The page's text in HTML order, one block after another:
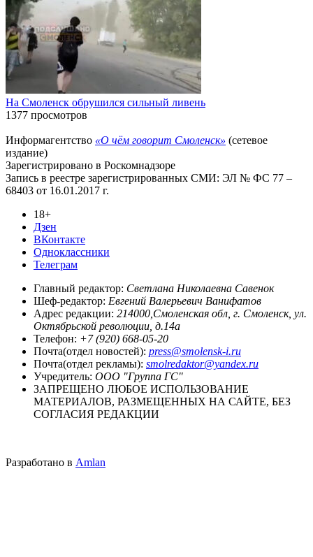
На Смоленск обрушился сильный ливень
1377 просмотров
Информагентство «О чём говорит Смоленск» (сетевое
издание)
Зарегистрировано в Роскомнадзоре
Запись в реестре зарегистрированных СМИ: ЭЛ № ФС 77 –
68403 от 16.01.2017 г.
18+
Дзен
ВКонтакте
Одноклассники
Телеграм
Главный редактор: Светлана Николаевна Савенок
Шеф-редактор: Евгений Валерьевич Ванифатов
Адрес редакции: 214000,Смоленская обл, г. Смоленск, ул.
Октябрьской революции, д.14а
Телефон: +7 (920) 668-05-20
Почта(отдел новостей): press@smolensk-i.ru
Почта(отдел рекламы): smolredaktor@yandex.ru
Учредитель: ООО "Группа ГС"
ЗАПРЕЩЕНО ЛЮБОЕ ИСПОЛЬЗОВАНИЕ
МАТЕРИАЛОВ, РАЗМЕЩЕННЫХ НА САЙТЕ, БЕЗ
СОГЛАСИЯ РЕДАКЦИИ
Разработано в Amlan